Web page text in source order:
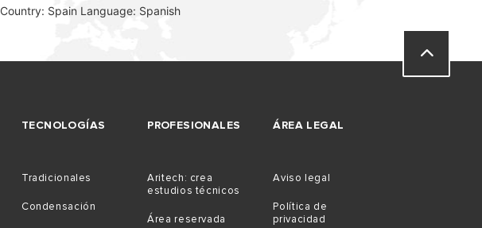
Country: Spain Language: Spanish
TECNOLOGÍAS
Tradicionales
Condensación
PROFESIONALES
Aritech: crea
estudios técnicos
Área reservada
ÁREA LEGAL
Aviso legal
Política de
privacidad